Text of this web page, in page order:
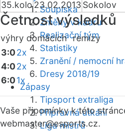
Soupiska
Změny v kádru
Realizační tým
Statistiky
Zranění / nemocní
Dresy 2018/19
Zápasy
Tipsport extraliga
Přípravná utkání
Liga mistrů
35.kolo23.02.2013 Sokolov
Četnost výsledků
výhry domácíchremízy
3:02x
4:02x
6:01x
Vaše připomínky k této
webmaster@esports.cz.